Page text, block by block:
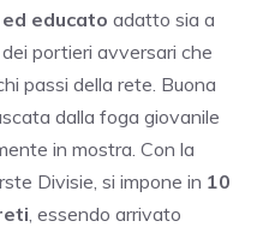
educato adatto sia a
portieri avversari che
passi della rete. Buona
dalla foga giovanile
in mostra. Con la
Divisie, si impone in 10
, essendo arrivato